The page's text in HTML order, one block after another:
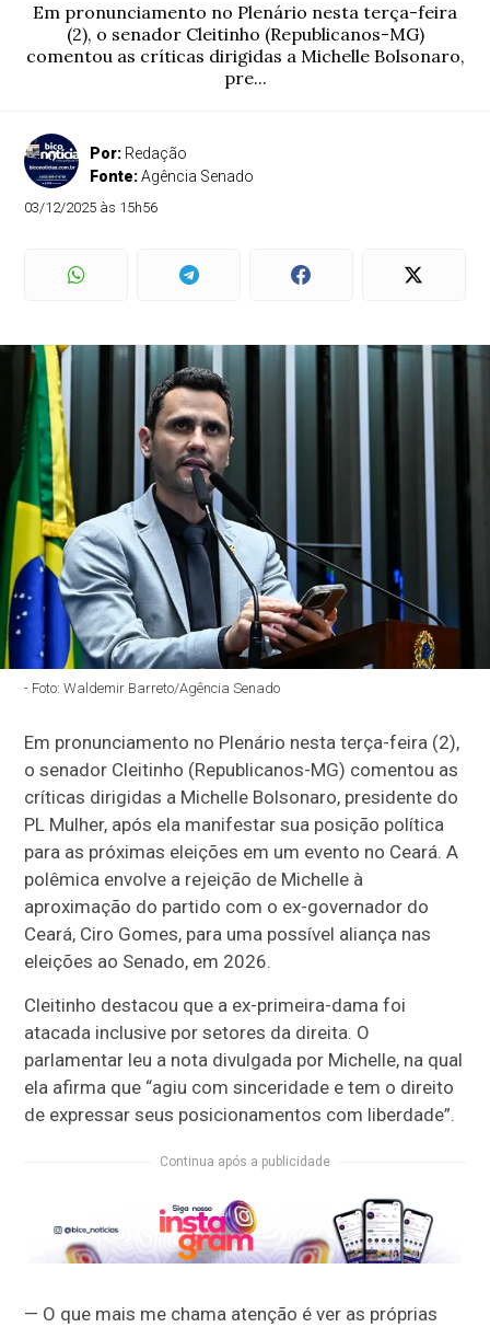
Em pronunciamento no Plenário nesta terça-feira
(2), o senador Cleitinho (Republicanos-MG)
comentou as críticas dirigidas a Michelle Bolsonaro,
pre...
Por: Redação
Fonte:Agência Senado
03/12/2025 às 15h56
- Foto: Waldemir Barreto/Agência Senado
Em pronunciamento no Plenário nesta terça-feira (2),
o senador Cleitinho (Republicanos-MG) comentou as
críticas dirigidas a Michelle Bolsonaro, presidente do
PL Mulher, após ela manifestar sua posição política
para as próximas eleições em um evento no Ceará. A
polêmica envolve a rejeição de Michelle à
aproximação do partido com o ex-governador do
Ceará, Ciro Gomes, para uma possível aliança nas
eleições ao Senado, em 2026.
Cleitinho destacou que a ex-primeira-dama foi
atacada inclusive por setores da direita. O
parlamentar leu a nota divulgada por Michelle, na qual
ela afirma que “agiu com sinceridade e tem o direito
de expressar seus posicionamentos com liberdade”.
Continua após a publicidade
— O que mais me chama atenção é ver as próprias